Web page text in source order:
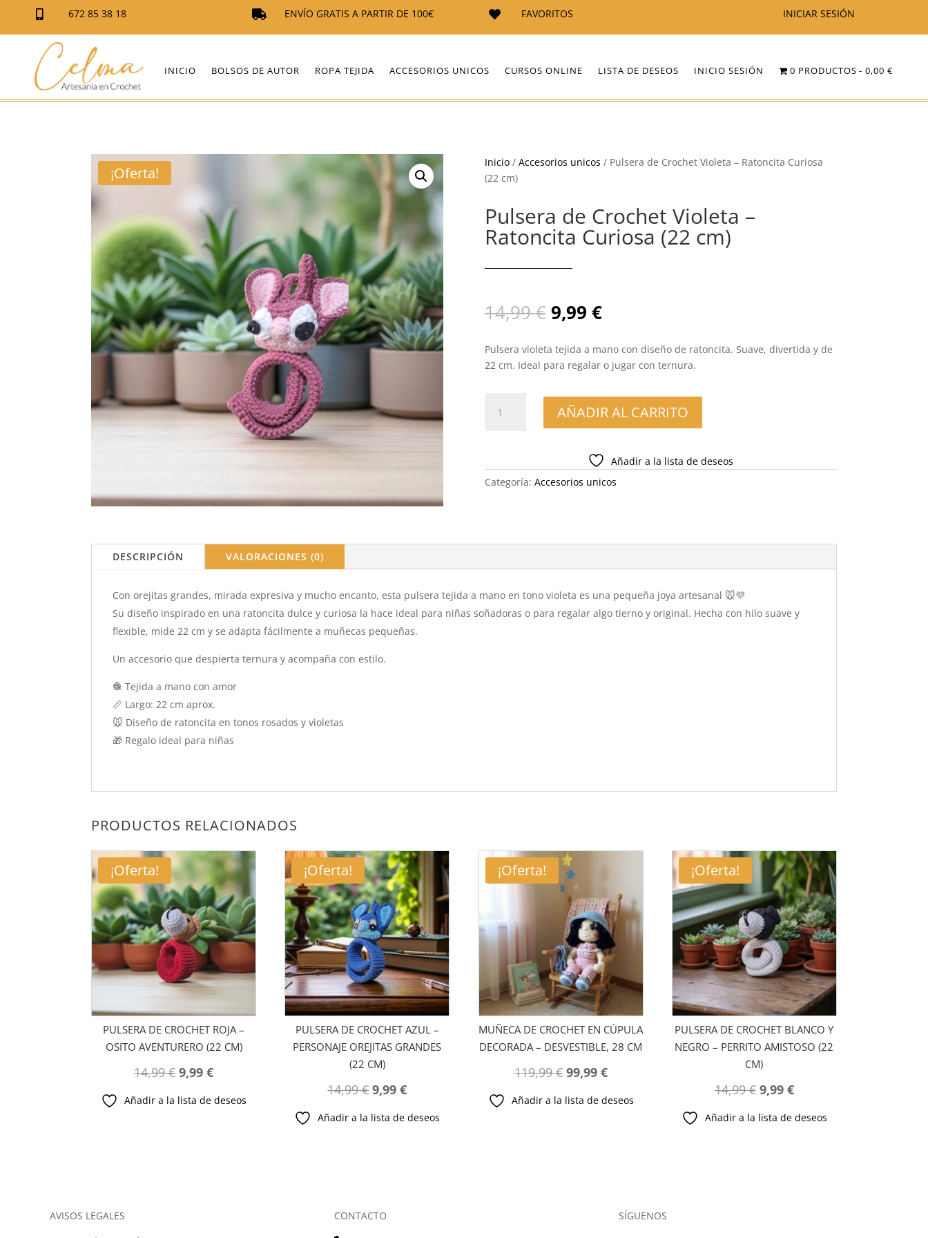
 672 85 38 18  ENVÍO GRATIS A PARTIR DE 100€  FAVORITOS INICIAR SESIÓN
INICIO BOLSOS DE AUTOR ROPA TEJIDA ACCESORIOS UNICOS CURSOS ONLINE LISTA DE DESEOS INICIO SESIÓN 0 PRODUCTOS 0,00 €
¡Oferta!
Inicio/ Accesorios unicos / Pulsera de Crochet Violeta – Ratoncita Curiosa
(22 cm)
Pulsera de Crochet Violeta –
Ratoncita Curiosa (22 cm)
14,99€ El
precio
original
era:
14,99 €.
9,99 €El
precio
actual
es:
9,99 €.
Pulsera violeta tejida a mano con diseño de ratoncita. Suave, divertida y de
22 cm. Ideal para regalar o jugar con ternura.
Ratoncita
cantidad
AÑADIR AL CARRITO
Añadir a la lista de deseos
Categoría: Accesorios unicos
DESCRIPCIÓN VALORACIONES (0)
Con orejitas grandes, mirada expresiva y mucho encanto, esta pulsera tejida a mano en tono violeta es una pequeña joya artesanal 🐭💜
Su diseño inspirado en una ratoncita dulce y curiosa la hace ideal para niñas soñadoras o para regalar algo tierno y original. Hecha con hilo suave y
flexible, mide 22 cm y se adapta fácilmente a muñecas pequeñas.
Un accesorio que despierta ternura y acompaña con estilo.
🧶 Tejida a mano con amor
📏 Largo: 22 cm aprox.
🐭 Diseño de ratoncita en tonos rosados y violetas
🎁 Regalo ideal para niñas
PRODUCTOS RELACIONADOS
¡Oferta!
PULSERA DE CROCHET ROJA –
OSITO AVENTURERO (22 CM)
14,99€ El
precio
9,99€El
precio
Añadir a la lista de deseos
¡Oferta!
PULSERA DE CROCHET AZUL –
PERSONAJE OREJITAS GRANDES
(22 CM)
14,99€El
precio
9,99€El
precio
Añadir a la lista de deseos
¡Oferta!
MUÑECA DE CROCHET EN CÚPULA
DECORADA – DESVESTIBLE, 28 CM
119,99€ El
precio
99,99 €El
precio
Añadir a la lista de deseos
¡Oferta!
PULSERA DE CROCHET BLANCO Y
NEGRO – PERRITO AMISTOSO (22
CM)
14,99€ El
precio
9,99 €El
precio
Añadir a la lista de deseos
AVISOS LEGALES CONTACTO SÍGUENOS